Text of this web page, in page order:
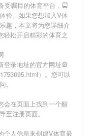
受瞩目的体育平台，🚍
验。如果您想加入V体
趣，本文将为您详细介
轻松开启精彩的体育之
登录地址的官方网址🎡
）。您可以
。
会在页面上找到一个醒
至注册页面。
个人信息来创建V体育最